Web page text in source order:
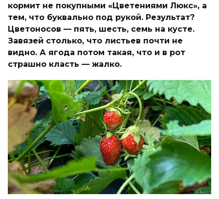
кормит не покупными «Цветениями Люкс», а
тем, что буквально под рукой. Результат?
Цветоносов — пять, шесть, семь на кусте.
Завязей столько, что листьев почти не
видно. А ягода потом такая, что и в рот
страшно класть — жалко.